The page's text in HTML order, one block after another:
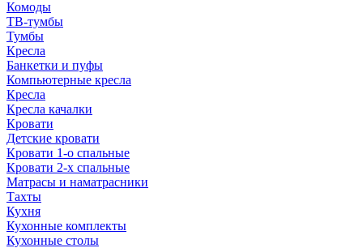
Комоды
ТВ-тумбы
Тумбы
Кресла
Банкетки и пуфы
Компьютерные кресла
Кресла
Кресла качалки
Кровати
Детские кровати
Кровати 1-о спальные
Кровати 2-х спальные
Матрасы и наматрасники
Тахты
Кухня
Кухонные комплекты
Кухонные столы